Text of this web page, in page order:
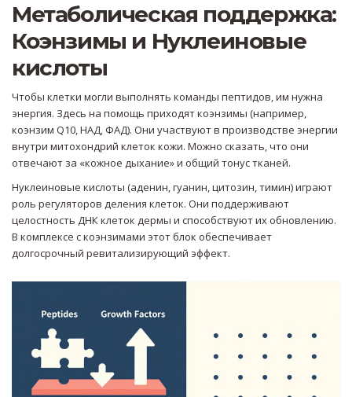
Метаболическая поддержка:
Коэнзимы и Нуклеиновые
кислоты
Чтобы клетки могли выполнять команды пептидов, им нужна
энергия. Здесь на помощь приходят коэнзимы (например,
коэнзим Q10, НАД, ФАД). Они участвуют в производстве энергии
внутри митохондрий клеток кожи. Можно сказать, что они
отвечают за «кожное дыхание» и общий тонус тканей.
Нуклеиновые кислоты (аденин, гуанин, цитозин, тимин) играют
роль регуляторов деления клеток. Они поддерживают
целостность ДНК клеток дермы и способствуют их обновлению.
В комплексе с коэнзимами этот блок обеспечивает
долгосрочный ревитализирующий эффект.